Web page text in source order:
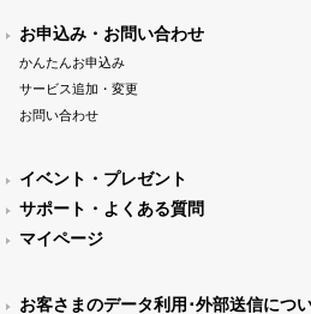
お申込み・お問い合わせ
かんたんお申込み
サービス追加・変更
お問い合わせ
イベント・プレゼント
サポート・よくある質問
マイページ
お客さまのデータ利用･外部送信につ